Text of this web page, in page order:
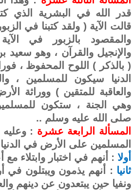
قدر الله في البشرية الذي
قالت الآية ( ولقد كتبنا في
والمقصود بالزبور في الآية
والإنجيل والقرآن ، وهو سعيد
( بالذكر ) اللوح المحفوظ ،
الدنيا سيكون للمسلمين ،
والعاقبة للمتقين ) ووراثة
وهي الجنة ، ستكون
صلى الله عليه وسلم ..
المسألة الرابعة عشرة :
المسلمين على الأرض في
أولا : أنهم في اختبار وابتلاء مع
ثانيا : أنهم يذمون ويبتلون في
ونفيا حين يبتعدون عن دينهم